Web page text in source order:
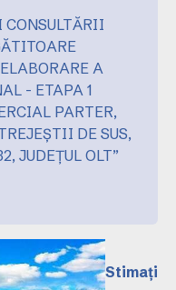
CONSULTĂRII
A
- ETAPA 1
PARTER,
DE SUS,
JUDEȚUL OLT”
Stimați